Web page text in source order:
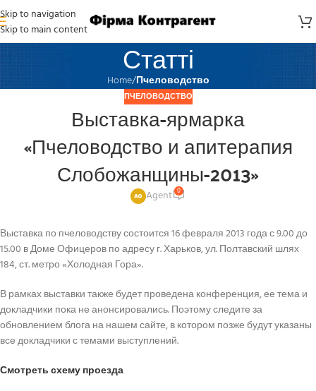
Skip to navigation
Skip to main content
Статті
Home/Пчеловодство
ПЧЕЛОВОДСТВО
Выставка-ярмарка
«Пчеловодство и апитерапия
Слобожанщины-2013»
Agent 0
Выставка по пчеловодству состоится 16 февраля 2013 года с 9.00 до
15.00 в Доме Офицеров по адресу г. Харьков, ул. Полтавский шлях
184, ст. метро «Холодная Гора».
В рамках выставки также будет проведена конференция, ее тема и
докладчики пока не анонсировались. Поэтому следите за
обновлением блога на нашем сайте, в котором позже будут указаны
все докладчики с темами выступлений.
Смотреть схему проезда